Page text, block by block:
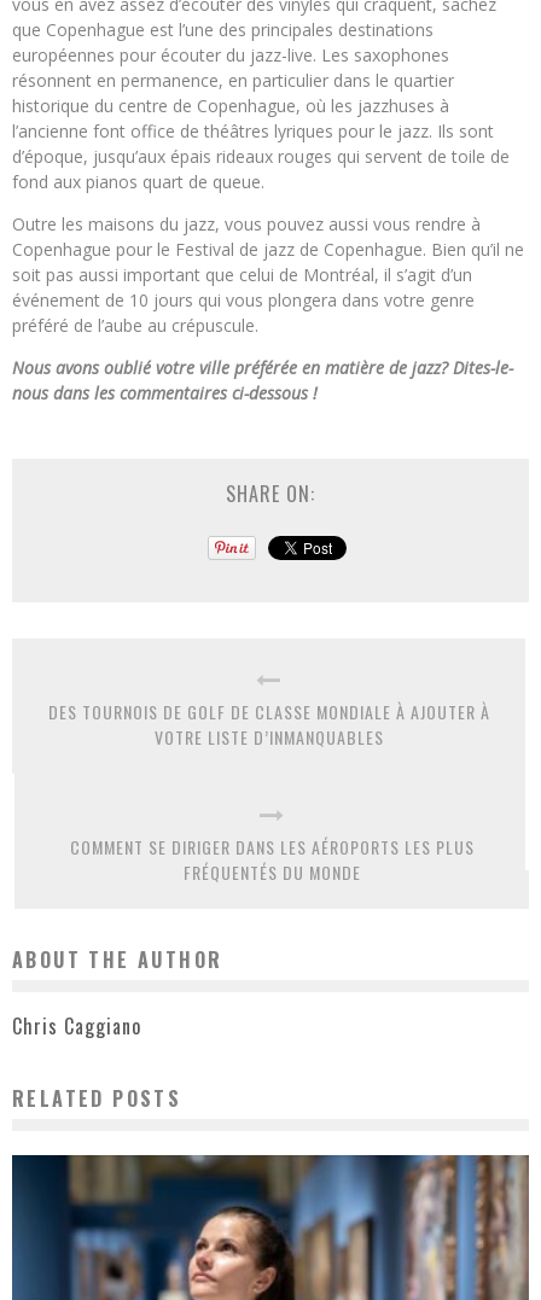
que Copenhague est l’une des principales destinations
européennes pour écouter du jazz-live. Les saxophones
résonnent en permanence, en particulier dans le quartier
historique du centre de Copenhague, où les jazzhuses à
l’ancienne font office de théâtres lyriques pour le jazz. Ils sont
d’époque, jusqu’aux épais rideaux rouges qui servent de toile de
fond aux pianos quart de queue.
Outre les maisons du jazz, vous pouvez aussi vous rendre à
Copenhague pour le Festival de jazz de Copenhague. Bien qu’il ne
soit pas aussi important que celui de Montréal, il s’agit d’un
événement de 10 jours qui vous plongera dans votre genre
préféré de l’aube au crépuscule.
Nous avons oublié votre ville préférée en matière de jazz? Dites-le-
nous dans les commentaires ci-dessous !
SHARE ON:
DES TOURNOIS DE GOLF DE CLASSE MONDIALE À AJOUTER À
VOTRE LISTE D’INMANQUABLES
COMMENT SE DIRIGER DANS LES AÉROPORTS LES PLUS
FRÉQUENTÉS DU MONDE
ABOUT THE AUTHOR
Chris Caggiano
RELATED POSTS